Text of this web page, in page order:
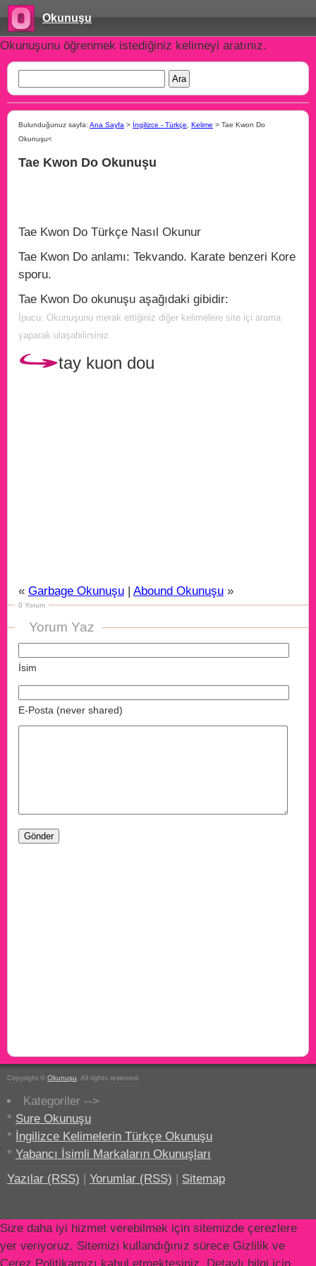
Okunuşu
Okunuşunu öğrenmek istediğiniz kelimeyi aratınız.
Bulunduğunuz sayfa: Ana Sayfa > İngilizce - Türkçe Kelime > Tae Kwon Do
Okunuşu<
Tae Kwon Do Okunuşu
Tae Kwon Do Türkçe Nasıl Okunur
Tae Kwon Do anlamı: Tekvando. Karate benzeri Kore
sporu.
Tae Kwon Do okunuşu aşağıdaki gibidir:
İpucu: Okunuşunu merak ettiğiniz diğer kelimelere site içi arama
yaparak ulaşabilirsiniz.
tay kuon dou
« Garbage Okunuşu | Abound Okunuşu »
0 Yorum
Yorum Yaz
İsim
E-Posta (never shared)
Copyright © Okunuşu . All rights reserved.
Kategoriler -->
* Sure Okunuşu
* İngilizce Kelimelerin Türkçe Okunuşu
* Yabancı İsimli Markaların Okunuşları
Yazılar (RSS) | Yorumlar (RSS) | Sitemap
Size daha iyi hizmet verebilmek için sitemizde çerezlere
yer veriyoruz. Sitemizi kullandığınız sürece Gizlilik ve